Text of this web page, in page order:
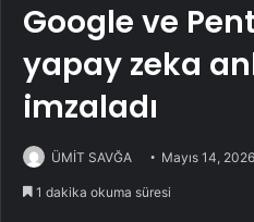
Google ve
yapay zeka
imzaladı
ÜMİT SAVĞA Mayıs 14, 2026
1 dakika okuma süresi